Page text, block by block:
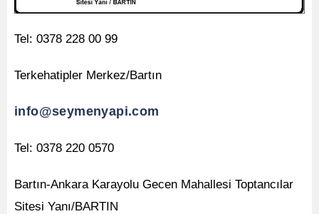
Tel: 0378 228 00 99
Terkehatipler Merkez/Bartın
info@seymenyapi.com
Tel: 0378 220 0570
Bartın-Ankara Karayolu Gecen Mahallesi Toptancılar
Sitesi Yanı/BARTIN